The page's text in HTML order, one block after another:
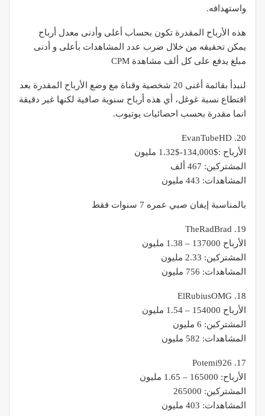
واستهدافه.
هذه الأرباح المقدرة تكون بحساب أعلى وأدنى معدل أرباح
يمكن تحقيقه من خلال ضرب عدد المشاهدات بأعلى و أدنى
مبلغ يدفع على كل ألف مشاهدة CPM
لنبدأ بقائمة أغنى 20 شخصية وقناة مع وضع الأرباح المقدرة بعد
اقتطاع نسبة غوغل، أي هذه أرباح سنوية صافية لكنها غير دقيقة
انما مقدرة بحسب احصائيات يوتيوب.
20. EvanTubeHD
الأرباح :$134,000-$1.32 مليون
المشتركين: 467 ألف
المشاهدات: 443 مليون
بالمناسبة إيفان صبي عمره 7 سنوات فقط
19. TheRadBrad
الأرباح 137000 – 1.38 مليون
المشتركين: 2.33 مليون
المشاهدات: 756 مليون
18. ElRubiusOMG
الأرباح 154000 – 1.54 مليون
المشتركين: 6 مليون
المشاهدات: 582 مليون
17. Potemi926
الأرباح: 165000 – 1.65 مليون
المشتركين: 265000
المشاهدات: 403 مليون